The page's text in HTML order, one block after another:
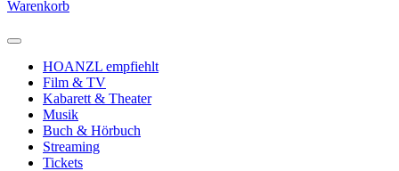
Warenkorb
HOANZL empfiehlt
Film & TV
Kabarett & Theater
Musik
Buch & Hörbuch
Streaming
Tickets